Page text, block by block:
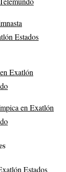
Estados
Exatlón
en Exatlón
Estados